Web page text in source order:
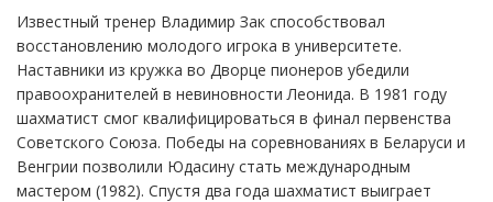
Известный тренер Владимир Зак способствовал
восстановлению молодого игрока в университете.
Наставники из кружка во Дворце пионеров убедили
правоохранителей в невиновности Леонида. В 1981 году
шахматист смог квалифицироваться в финал первенства
Советского Союза. Победы на соревнованиях в Беларуси и
Венгрии позволили Юдасину стать международным
мастером (1982). Спустя два года шахматист выиграет